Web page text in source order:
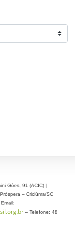
Góes, 91 (ACIC) |
– Criciúma/SC
– Telefone: 48